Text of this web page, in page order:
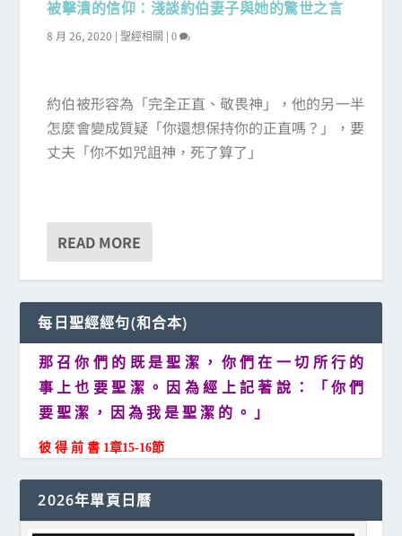
被擊潰的信仰：淺談約伯妻子與她的驚世之言
8 月 26, 2020 |聖經相關 |0
約伯被形容為「完全正直、敬畏神」，他的另一半
怎麼會變成質疑「你還想保持你的正直嗎？」，要
丈夫「你不如咒詛神，死了算了」
READ MORE
每日聖經經句(和合本)
那 召 你 們 的 既 是 聖 潔 ， 你 們 在 一 切 所 行 的
事 上 也 要 聖 潔 。 因 為 經 上 記 著 說 ： 「 你 們
要 聖 潔 ， 因 為 我 是 聖 潔 的 。 」
彼 得 前 書 1章15-16節
2026年單頁日曆